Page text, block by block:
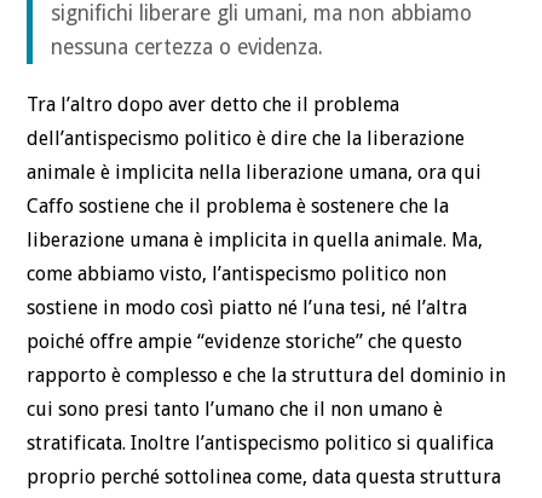
significhi liberare gli umani, ma non abbiamo
nessuna certezza o evidenza.
Tra l’altro dopo aver detto che il problema
dell’antispecismo politico è dire che la liberazione
animale è implicita nella liberazione umana, ora qui
Caffo sostiene che il problema è sostenere che la
liberazione umana è implicita in quella animale. Ma,
come abbiamo visto, l’antispecismo politico non
sostiene in modo così piatto né l’una tesi, né l’altra
poiché offre ampie “evidenze storiche” che questo
rapporto è complesso e che la struttura del dominio in
cui sono presi tanto l’umano che il non umano è
stratificata. Inoltre l’antispecismo politico si qualifica
proprio perché sottolinea come, data questa struttura